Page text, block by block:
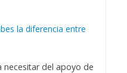
la diferencia entre
del apoyo de